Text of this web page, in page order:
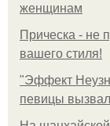
женщинам
Прическа - не
вашего стиля!
"Эффект
певицы